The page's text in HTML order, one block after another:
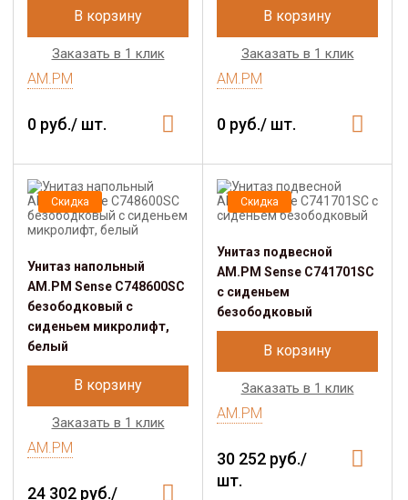
В корзину
Заказать в 1 клик
AM.PM
0 руб./ шт.
В корзину
Заказать в 1 клик
AM.PM
0 руб./ шт.
Скидка
Унитаз напольный
AM.PM Sense C748600SC
безободковый с
сиденьем микролифт,
белый
В корзину
Заказать в 1 клик
AM.PM
24 302 руб./
Скидка
Унитаз подвесной
AM.PM Sense C741701SC
с сиденьем
безободковый
В корзину
Заказать в 1 клик
AM.PM
30 252 руб./
шт.